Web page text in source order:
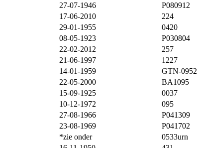
27-07-1946
P080912
17-06-2010
224
29-01-1955
0420
08-05-1923
P030804
22-02-2012
257
21-06-1997
1227
14-01-1959
GTN-0952
22-05-2000
BA1095
15-09-1925
0037
10-12-1972
095
27-08-1966
P041309
23-08-1969
P041702
*zie onder
0533urn